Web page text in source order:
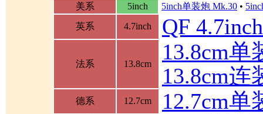
美系 5inch 5inch单装炮 Mk.30 •
英系
4.7inch QF
法系 13.8cm
13.8cm单
13.8cm连
德系 12.7cm 12.7cm单